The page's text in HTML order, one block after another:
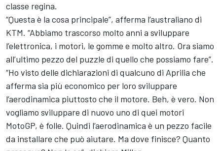
classe regina.
“Questa è la cosa principale”, afferma l’australiano di
KTM. “Abbiamo trascorso molto anni a sviluppare
l’elettronica, i motori, le gomme e molto altro. Ora siamo
all’ultimo pezzo del puzzle di quello che possiamo fare”.
“Ho visto delle dichiarazioni di qualcuno di Aprilia che
afferma sia più economico per loro sviluppare
l’aerodinamica piuttosto che il motore. Beh, è vero. Non
vogliamo sviluppare di nuovo uno di quei motori
MotoGP, è folle. Quindi l’aerodinamica è un pezzo facile
da installare che può aiutare. Ma dove finisce? Quanto